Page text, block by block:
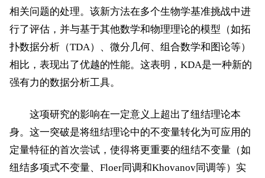
相关问题的处理。该新方法在多个生物学基准挑战中进
行了评估，并与基于其他数学和物理理论的模型（如拓
扑数据分析（TDA）、微分几何、组合数学和图论等）
相比，表现出了优越的性能。这表明，KDA是一种新的
强有力的数据分析工具。
这项研究的影响在一定意义上超出了纽结理论本
身。这一突破是将纽结理论中的不变量转化为可应用的
定量特征的首次尝试，使得将更重要的纽结不变量（如
纽结多项式不变量、Floer同调和Khovanov同调等）实